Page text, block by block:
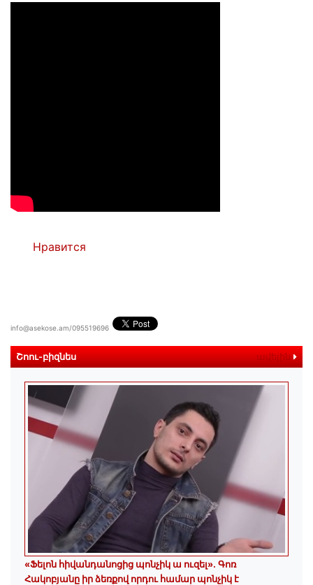
Нравится
info@asekose.am/095519696
Շոու-բիզնես ավելին
«Ֆելոն հիվանդանոցից պոնչիկ ա ուզել». Գոռ
Հակոբյանը իր ձեռքով որդու համար պոնչիկ է